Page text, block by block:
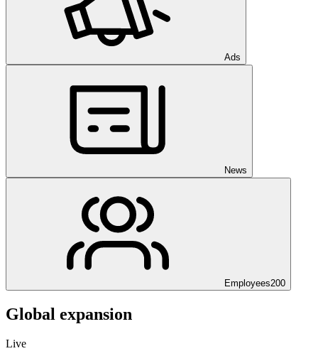
Ads
News
Employees200
Global expansion
Live